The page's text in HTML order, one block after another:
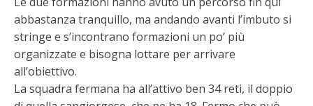
abbastanza tranquillo, ma andando avanti l’imbuto si
stringe e s’incontrano formazioni un po’ più
organizzate e bisogna lottare per arrivare
all’obiettivo.
La squadra fermana ha all’attivo ben 34 reti, il doppio